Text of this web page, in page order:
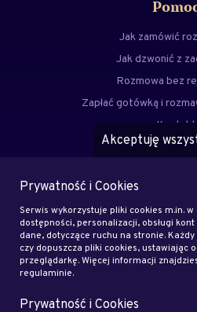
Jak zamówić
Jak dzwonić z
Rozmowa bez
Zapłać gotówką i
Kontakt
FAQ
Eksperci
Zostań
Zostań
Akceptuję
Prywatność i Cookies
Serwis wykorzystuje pliki cookies m.in.
dostępności, personalizacji, obsługi
dane, dotyczące ruchu na stronie.
czy dopuszcza pliki cookies, ustawiając
przeglądarkę. Więcej informacji
regulaminie.
Prywatność i Cookies